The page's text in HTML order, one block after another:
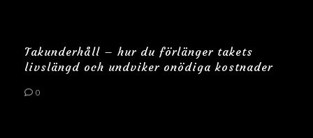
Takunderhåll – hur du förlänger takets
livslängd och undviker onödiga kostnader
0